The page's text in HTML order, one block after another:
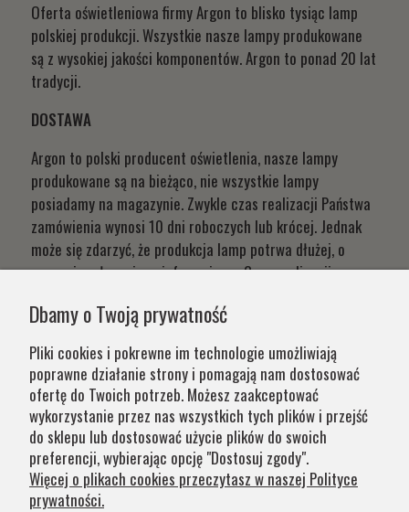
Oferta oświetleniowa firmy Argon to blisko tysiąc lamp
polskiej produkcji. Wszystkie nasze lampy produkowane
są z wysokiej jakości komponentów. Argon to ponad 20 lat
tradycji.
DOSTAWA
Argon to polski producent oświetlenia, nasze lampy
produkowane są na bieżąco, nie wszystkie lampy
posiadamy na magazynie. Zwykle czas realizacji Państwa
zamówienia wynosi 10 dni roboczych lub krócej. Jednak
może się zdarzyć, że produkcja lamp potrwa dłużej, o
czym niezwłocznie poinformujemy. Czas realizacji
chęci zapewnienia jak najwyższej jakości produktu. W
przypadku części produktów wydłużony okres oczekiwania
na zamówienie jest zaznaczony w opisie. Wierzymy, że na
nasze lampy warto czasem poczekać.
Kategorie
Obsługa klienta
Dbamy o Twoją prywatność
Pliki cookies i pokrewne im technologie umożliwiają
poprawne działanie strony i pomagają nam dostosować
ofertę do Twoich potrzeb. Możesz zaakceptować
wykorzystanie przez nas wszystkich tych plików i przejść
do sklepu lub dostosować użycie plików do swoich
preferencji, wybierając opcję "Dostosuj zgody".
Więcej o plikach cookies przeczytasz w naszej Polityce
prywatności.